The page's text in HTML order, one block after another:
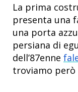
La prima
presenta una
una porta
persiana di
dell’87enne
troviamo però